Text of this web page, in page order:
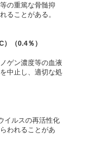
の重篤な骨髄抑
ることがある。
（0.4％）
ゲン濃度等の血液
中止し、適切な処
イルスの再活性化
われることがあ